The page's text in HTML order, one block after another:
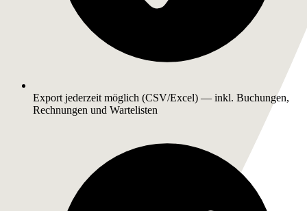
Export jederzeit möglich (CSV/Excel) — inkl. Buchungen,
Rechnungen und Wartelisten